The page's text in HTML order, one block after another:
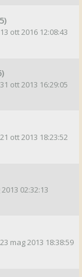
13 ott 2016 12:08:43
31 ott 2013 16:29:05
21 ott 2013 18:23:52
02:32:13
23 mag 2013 18:38:59